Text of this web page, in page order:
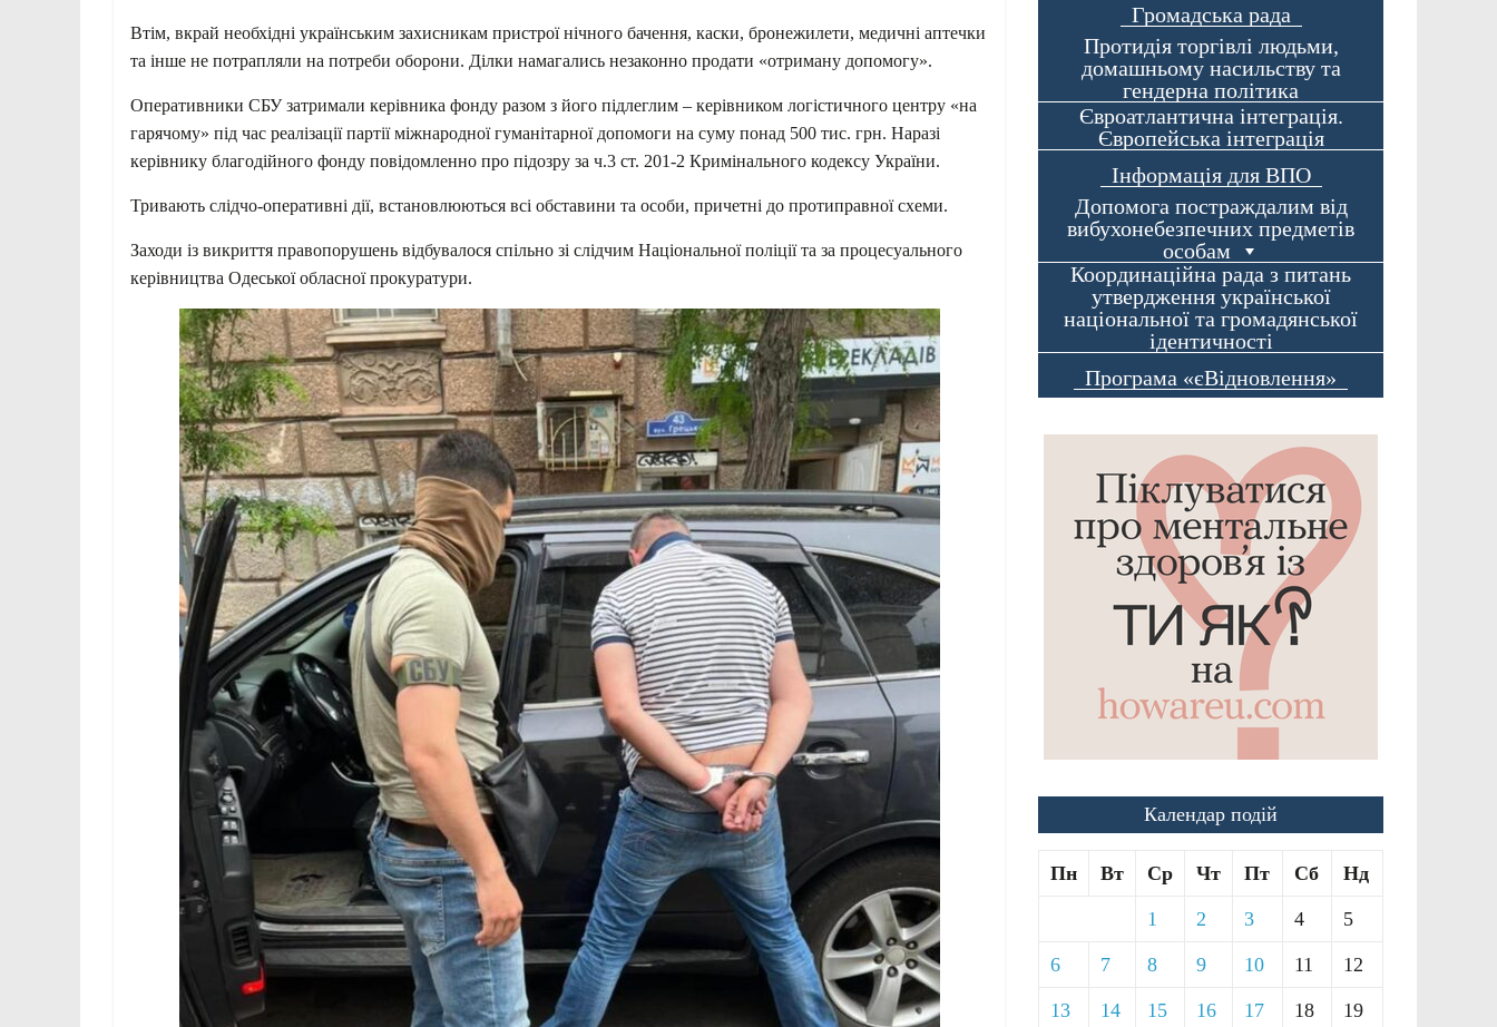
Втім, вкрай необхідні українським захисникам пристрої нічного бачення, каски, бронежилети, медичні аптечки
та інше не потрапляли на потреби оборони. Ділки намагались незаконно продати «отриману допомогу».
Оперативники СБУ затримали керівника фонду разом з його підлеглим – керівником логістичного центру «на
гарячому» під час реалізації партії міжнародної гуманітарної допомоги на суму понад 500 тис. грн. Наразі
керівнику благодійного фонду повідомленно про підозру за ч.3 ст. 201-2 Кримінального кодексу України.
Тривають слідчо-оперативні дії, встановлюються всі обставини та особи, причетні до протиправної схеми.
Заходи із викриття правопорушень відбувалося спільно зі слідчим Національної поліції та за процесуального
керівництва Одеської обласної прокуратури.
Громадська рада
Протидія торгівлі людьми,
домашньому насильству та
гендерна політика
Євроатлантична інтеграція.
Європейська інтеграція
Інформація для ВПО
Допомога постраждалим від
вибухонебезпечних предметів
особам
Координаційна рада з питань
утвердження української
національної та громадянської
ідентичності
Програма «єВідновлення»
Календар подій
Пн Вт Ср Чт Пт Сб Нд
1 2 3 4 5
6 7 8 9 10 11 12
13 14 15 16 17 18 19